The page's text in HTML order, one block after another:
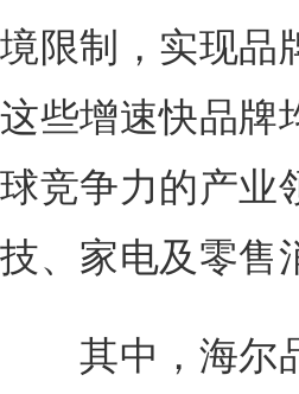
境限制，实现品
这些增速快品牌
球竞争力的产业
技、家电及零售
其中，海尔品